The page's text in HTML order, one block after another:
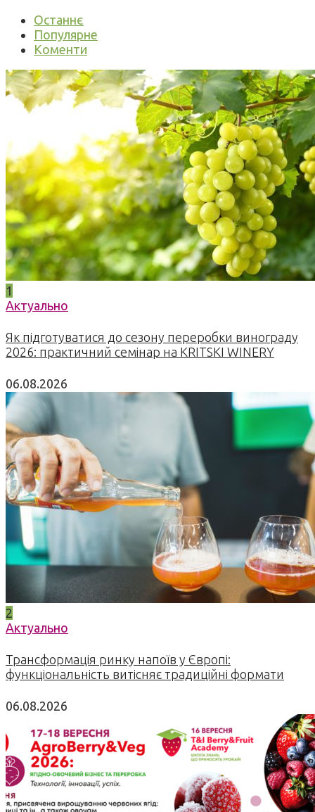
Останнє
Популярне
Коменти
1
Актуально
Як підготуватися до сезону переробки винограду
2026: практичний семінар на KRITSKI WINERY
06.08.2026
2
Актуально
Трансформація ринку напоїв у Європі:
функціональність витісняє традиційні формати
06.08.2026